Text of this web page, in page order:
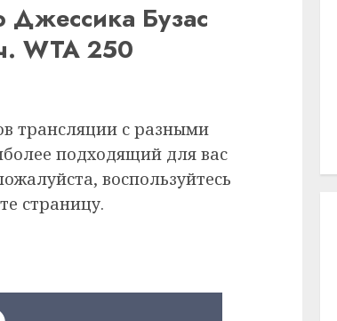
Джессика Бузас
WTA 250
трансляции с разными
подходящий для вас
воспользуйтесь
страницу.